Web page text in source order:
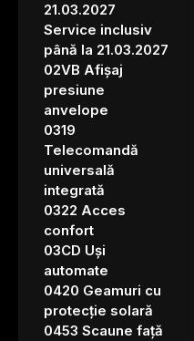
21.03.2027
Service inclusiv
până la 21.03.2027
02VB Afișaj
presiune
anvelope
0319
Telecomandă
universală
integrată
0322 Acces
confort
03CD Uși
automate
0420 Geamuri cu
protecție solară
0453 Scaune față